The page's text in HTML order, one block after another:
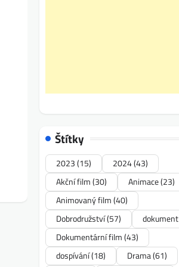
Štítky
2023(15) 2024(43)
Akční film(30) Animace(23)
Animovaný film(40)
Dobrodružství(57) dokument
Dokumentární film(43)
dospívání(18) Drama(61)